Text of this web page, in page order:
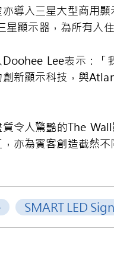
導入三星大型商用
顯示器，為所有入
Lee表示：
新顯示科技，與
令人驚艷的The
亦為賓客創造截然
SMART LED